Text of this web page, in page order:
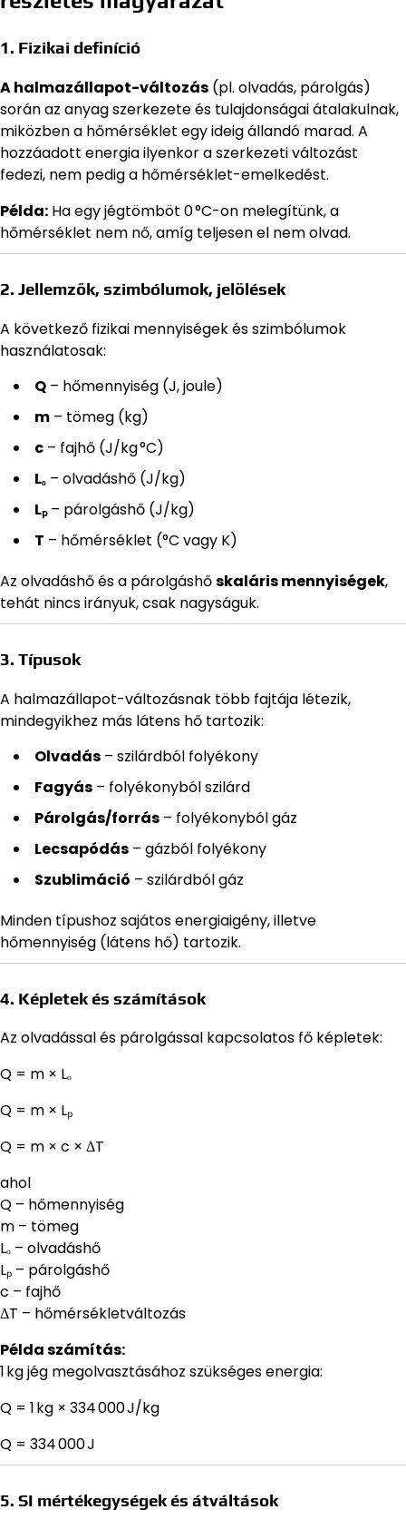
1. Fizikai definíció
A halmazállapot-változás (pl. olvadás, párolgás)
során az anyag szerkezete és tulajdonságai átalakulnak,
miközben a hőmérséklet egy ideig állandó marad. A
hozzáadott energia ilyenkor a szerkezeti változást
fedezi, nem pedig a hőmérséklet-emelkedést.
Példa: Ha egy jégtömböt 0 °C-on melegítünk, a
hőmérséklet nem nő, amíg teljesen el nem olvad.
2. Jellemzők, szimbólumok, jelölések
A következő fizikai mennyiségek és szimbólumok
használatosak:
Q – hőmennyiség (J, joule)
m – tömeg (kg)
c – fajhő (J/kg °C)
Lₒ – olvadáshő (J/kg)
Lₚ– párolgáshő (J/kg)
T – hőmérséklet (°C vagy K)
Az olvadáshő és a párolgáshőskaláris mennyiségek,
tehát nincs irányuk, csak nagyságuk.
3. Típusok
A halmazállapot-változásnak több fajtája létezik,
mindegyikhez más látens hő tartozik:
Olvadás – szilárdból folyékony
Fagyás – folyékonyból szilárd
Párolgás/forrás – folyékonyból gáz
Lecsapódás – gázból folyékony
Szublimáció – szilárdból gáz
Minden típushoz sajátos energiaigény, illetve
hőmennyiség (látens hő) tartozik.
4. Képletek és számítások
Az olvadással és párolgással kapcsolatos fő képletek:
Q = m × Lₒ
Q = m × Lₚ
Q = m × c × ΔT
ahol
Q – hőmennyiség
m – tömeg
Lₒ – olvadáshő
Lₚ – párolgáshő
c – fajhő
ΔT – hőmérsékletváltozás
Példa számítás:
1 kg jég megolvasztásához szükséges energia:
Q = 1 kg × 334 000 J/kg
Q = 334 000 J
5. SI mértékegységek és átváltások